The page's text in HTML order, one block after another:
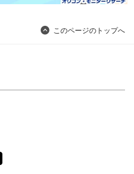
このページのトップへ